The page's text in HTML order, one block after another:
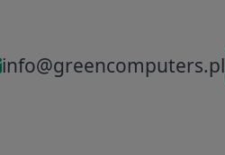
info@greencomputers.pl